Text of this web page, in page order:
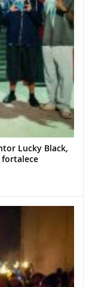
Lucky Black,
fortalece